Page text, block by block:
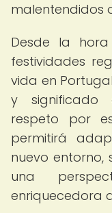
malentendidos
Desde la
festividades
vida en
y significado
respeto por
permitirá
nuevo
una
enriquecedora